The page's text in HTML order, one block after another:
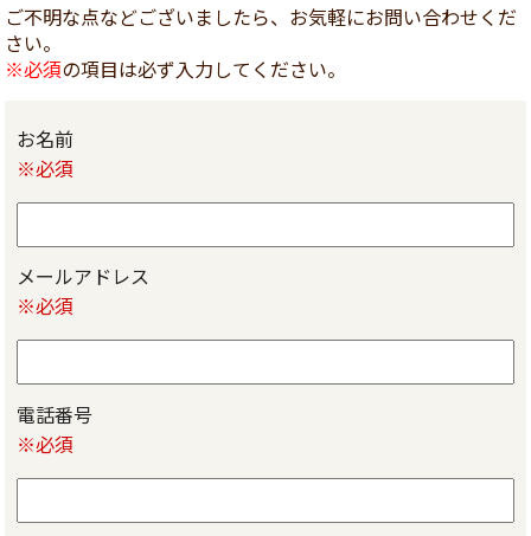
ご不明な点などございましたら、お気軽にお問い合わせくだ
さい。
※必須の項目は必ず入力してください。
お名前
※必須
メールアドレス
※必須
電話番号
※必須